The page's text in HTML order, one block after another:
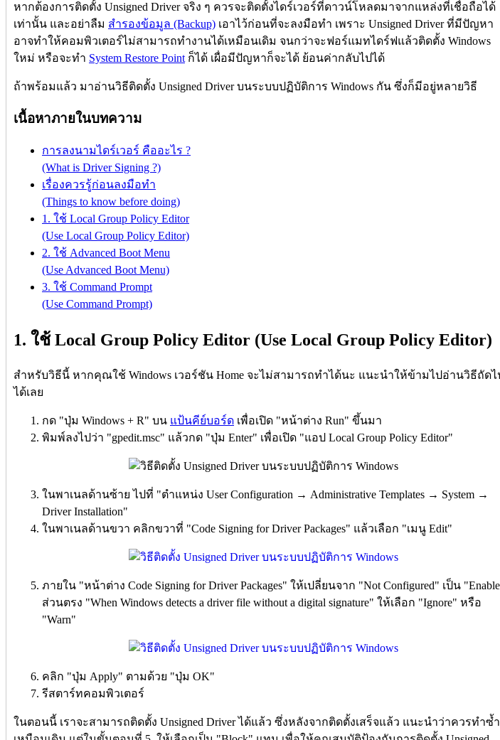
หากต้องการติดตั้ง Unsigned Driver จริง ๆ ควรจะติดตั้งไดร์เวอร์ที่ดาวน์โหลดมาจากแหล่งที่เชื่อถือได้
เท่านั้น และอย่าลืม สำรองข้อมูล (Backup) เอาไว้ก่อนที่จะลงมือทำ เพราะ Unsigned Driver ที่มีปัญหา
อาจทำให้คอมพิวเตอร์ไม่สามารถทำงานได้เหมือนเดิม จนกว่าจะฟอร์แมทไดร์ฟแล้วติดตั้ง Windows
ใหม่ หรือจะทำ System Restore Point ก็ได้ เผื่อมีปัญหาก็จะได้ ย้อนค่ากลับไปได้
ถ้าพร้อมแล้ว มาอ่านวิธีติดตั้ง Unsigned Driver บนระบบปฏิบัติการ Windows กัน ซึ่งก็มีอยู่หลายวิธี
เนื้อหาภายในบทความ
การลงนามไดร์เวอร์ คืออะไร ?
(What is Driver Signing ?)
เรื่องควรรู้ก่อนลงมือทำ
(Things to know before doing)
1. ใช้ Local Group Policy Editor
(Use Local Group Policy Editor)
2. ใช้ Advanced Boot Menu
(Use Advanced Boot Menu)
3. ใช้ Command Prompt
(Use Command Prompt)
1. ใช้ Local Group Policy Editor (Use Local Group Policy Editor)
สำหรับวิธีนี้ หากคุณใช้ Windows เวอร์ชัน Home จะไม่สามารถทำได้นะ แนะนำให้ข้ามไปอ่านวิธีถัดไ
ได้เลย
กด "ปุ่ม Windows + R" บน แป้นคีย์บอร์ด เพื่อเปิด "หน้าต่าง Run" ขึ้นมา
พิมพ์ลงไปว่า "gpedit.msc" แล้วกด "ปุ่ม Enter" เพื่อเปิด "แอป Local Group Policy Editor"
ในพาเนลด้านซ้าย ไปที่ "ตำแหน่ง User Configuration → Administrative Templates → System →
Driver Installation"
ในพาเนลด้านขวา คลิกขวาที่ "Code Signing for Driver Packages" แล้วเลือก "เมนู Edit"
ภายใน "หน้าต่าง Code Signing for Driver Packages" ให้เปลี่ยนจาก "Not Configured" เป็น
ส่วนตรง "When Windows detects a driver file without a digital signature" ให้เลือก "Ignore" หรือ
"Warn"
คลิก "ปุ่ม Apply" ตามด้วย "ปุ่ม OK"
รีสตาร์ทคอมพิวเตอร์
ในตอนนี้ เราจะสามารถติดตั้ง Unsigned Driver ได้แล้ว ซึ่งหลังจากติดตั้งเสร็จแล้ว แนะนำว่าควรทำซ้ำ